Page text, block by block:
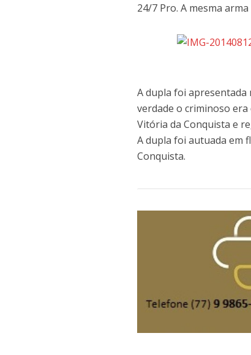
24/7 Pro. A mesma
A dupla foi apresentada
verdade o criminoso
Vitória da Conquista e
A dupla foi autuada em
Conquista.